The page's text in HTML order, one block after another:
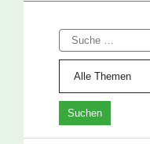
Suche